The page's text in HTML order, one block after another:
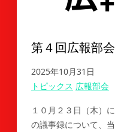
第４回広報部
2025年10月31日
トピックス 広報部会
１０月２３日（木）
の議事録について、